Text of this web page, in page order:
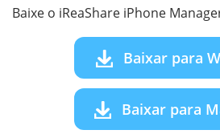
Baixe o iReaShare iPhone
Baixar para
Baixar para